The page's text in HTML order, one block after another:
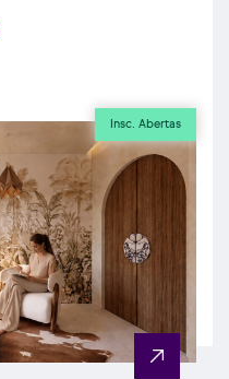
Insc. Abertas